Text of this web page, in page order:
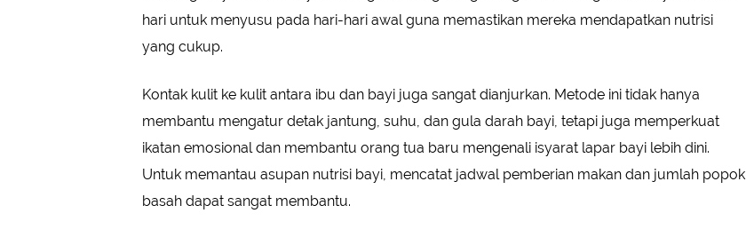
hari untuk menyusu pada hari-hari awal guna memastikan mereka mendapatkan nutrisi
yang cukup.
Kontak kulit ke kulit antara ibu dan bayi juga sangat dianjurkan. Metode ini tidak hanya
membantu mengatur detak jantung, suhu, dan gula darah bayi, tetapi juga memperkuat
ikatan emosional dan membantu orang tua baru mengenali isyarat lapar bayi lebih dini.
Untuk memantau asupan nutrisi bayi, mencatat jadwal pemberian makan dan jumlah popok
basah dapat sangat membantu.